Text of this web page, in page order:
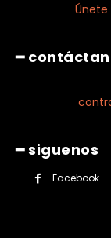
━
━ siguenos
Facebook